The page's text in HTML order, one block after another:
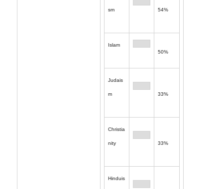
sm 54%
Islam
50%
Judais
m 33%
Christia
nity 33%
Hinduis